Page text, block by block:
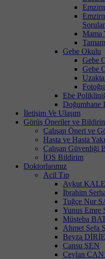
Mama
Gebe Okulu
Gebe
Gebe
Ebe
Doğumhane
İletişim Ve Ulaşım
Görüş Öneriler ve
Çalışan Öneri ve
Hasta ve Hasta
Çalışan Güvenliği
İOS Bildirim
Doktorlarımız
Acil Tıp
Aykut KALE
İbrahim
Tuğçe Nur
Yunus
Müşteba
Ahmet Sefa
Beyza
Cansu ŞEN
Ceylan